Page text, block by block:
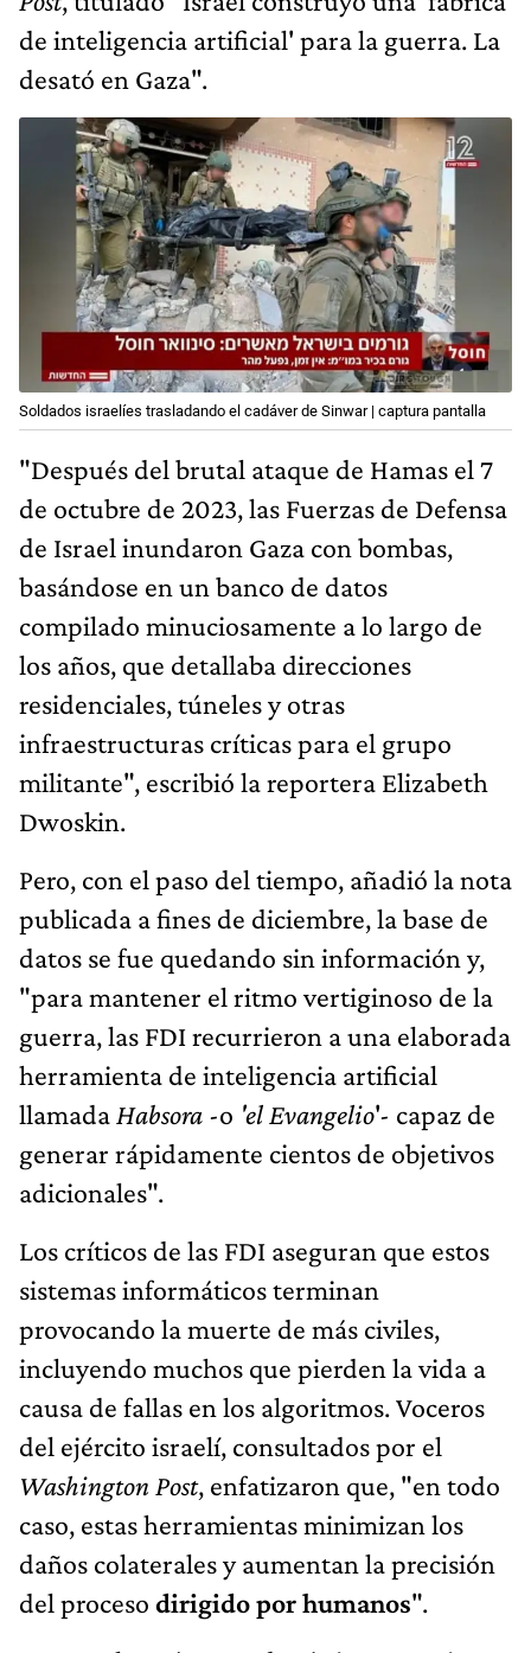
de inteligencia artificial' para la guerra. La
desató en Gaza".
Soldados israelíes trasladando el cadáver de Sinwar | captura pantalla
"Después del brutal ataque de Hamas el 7
de octubre de 2023, las Fuerzas de Defensa
de Israel inundaron Gaza con bombas,
basándose en un banco de datos
compilado minuciosamente a lo largo de
los años, que detallaba direcciones
residenciales, túneles y otras
infraestructuras críticas para el grupo
militante", escribió la reportera Elizabeth
Dwoskin.
Pero, con el paso del tiempo, añadió la nota
publicada a fines de diciembre, la base de
datos se fue quedando sin información y,
"para mantener el ritmo vertiginoso de la
guerra, las FDI recurrieron a una elaborada
herramienta de inteligencia artificial
llamada Habsora -o 'el Evangelio'- capaz de
generar rápidamente cientos de objetivos
adicionales".
Los críticos de las FDI aseguran que estos
sistemas informáticos terminan
provocando la muerte de más civiles,
incluyendo muchos que pierden la vida a
causa de fallas en los algoritmos. Voceros
del ejército israelí, consultados por el
Washington Post, enfatizaron que, "en todo
caso, estas herramientas minimizan los
daños colaterales y aumentan la precisión
del proceso dirigido por humanos".